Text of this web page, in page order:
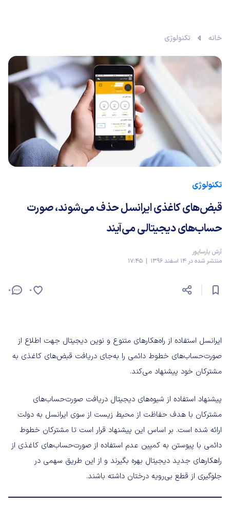
خانه تکنولوژی
تکنولوژی
قبض‌های کاغذی ایرانسل حذف می‌شوند، صورت
حساب‌های دیجیتالی می‌آیند
آرش پارساپور
منتشر شده در 14 اسفند 1396 | 17:45
0 0
ایرانسل استفاده از راه‌هکارهای متنوع و نوین دیجیتال جهت اطلاع از
صورت‌حساب‌های خطوط دائمی را به‌جای دریافت قبض‌های کاغذی به
مشترکان خود پیشنهاد می‌کند.
پیشنهاد استفاده از شیوه‌های دیجیتال دریافت صورت‌حساب‌های
مشترکان با هدف حفاظت از محیط‌ زیست از سوی ایرانسل به دولت
ارائه شده است. بر اساس این پیشنهاد قرار است تا مشترکان خطوط
دائمی با پیوستن به کمپین عدم استفاده از صورت‎‌حساب‌های کاغذی از
راهکارهای جدید دیجیتال بهره بگیرند و از این طریق سهمی در
جلوگیری از قطع بی‌رویه درختان داشته باشند.